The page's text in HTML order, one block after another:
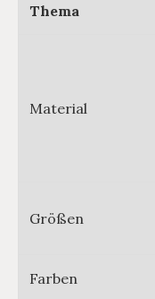
Thema
Material
Größen
Farben